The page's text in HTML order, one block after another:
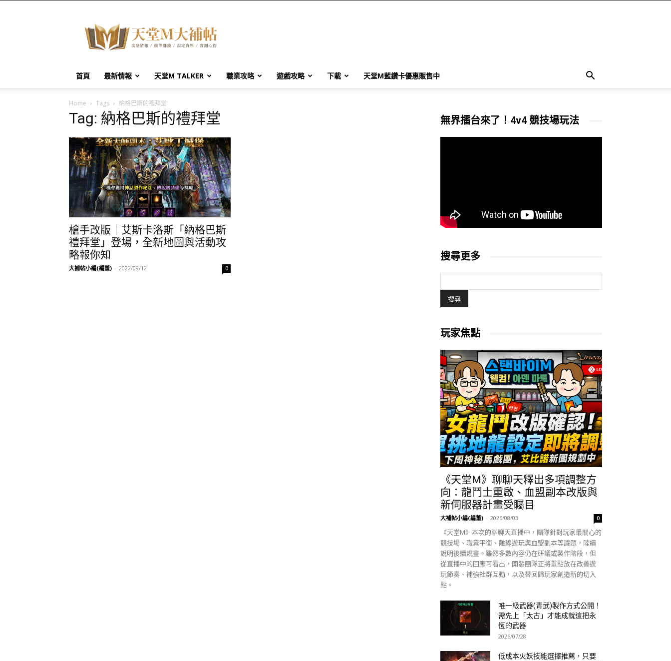
堂
M
大
帖
首頁 最新情報 天堂M TALKER 職業攻略 遊戲攻略 下載 天堂M藍鑽卡優惠販售中
Home Tags 納格巴斯的禮拜堂
Tag: 納格巴斯的禮拜堂
槍手改版｜艾斯卡洛斯「納格巴斯
禮拜堂」登場，全新地圖與活動攻
略報你知
大補帖小編(編董) - 2022/09/12 0
無界擂台來了！4v4 競技場玩法
搜尋更多
玩家焦點
《天堂M》聊聊天釋出多項調整方
向：龍鬥士重啟、血盟副本改版與
新伺服器計畫受矚目
大補帖小編(編董) - 2026/08/03 0
《天堂M》本次的聊聊天直播中，團隊針對玩家最關心的
競技場、職業平衡、離線遊玩與血盟副本等議題，陸續
說明後續規畫。雖然多數內容仍在研議或製作階段，但
從直播中的回應可看出，開發團隊正將重點放在改善遊
玩節奏、補強社群互動，以及替回歸玩家創造新的切入
點。
唯一級武器(青武)製作方式公開！
需先上「太古」才能成就這把永
恆的武器
2026/07/28
低成本火妖技能選擇推薦，只要